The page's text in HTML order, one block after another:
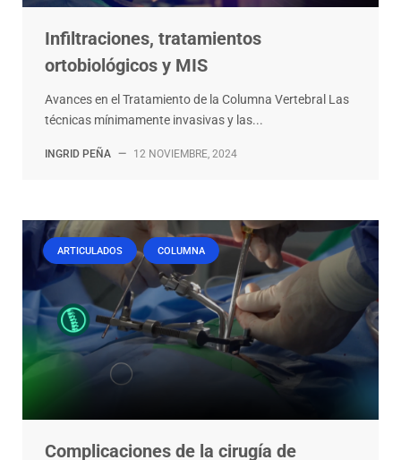
Infiltraciones, tratamientos
ortobiológicos y MIS
Avances en el Tratamiento de la Columna Vertebral Las
técnicas mínimamente invasivas y las...
INGRID PEÑA — 12 NOVIEMBRE, 2024
ARTICULADOS COLUMNA
Complicaciones de la cirugía de